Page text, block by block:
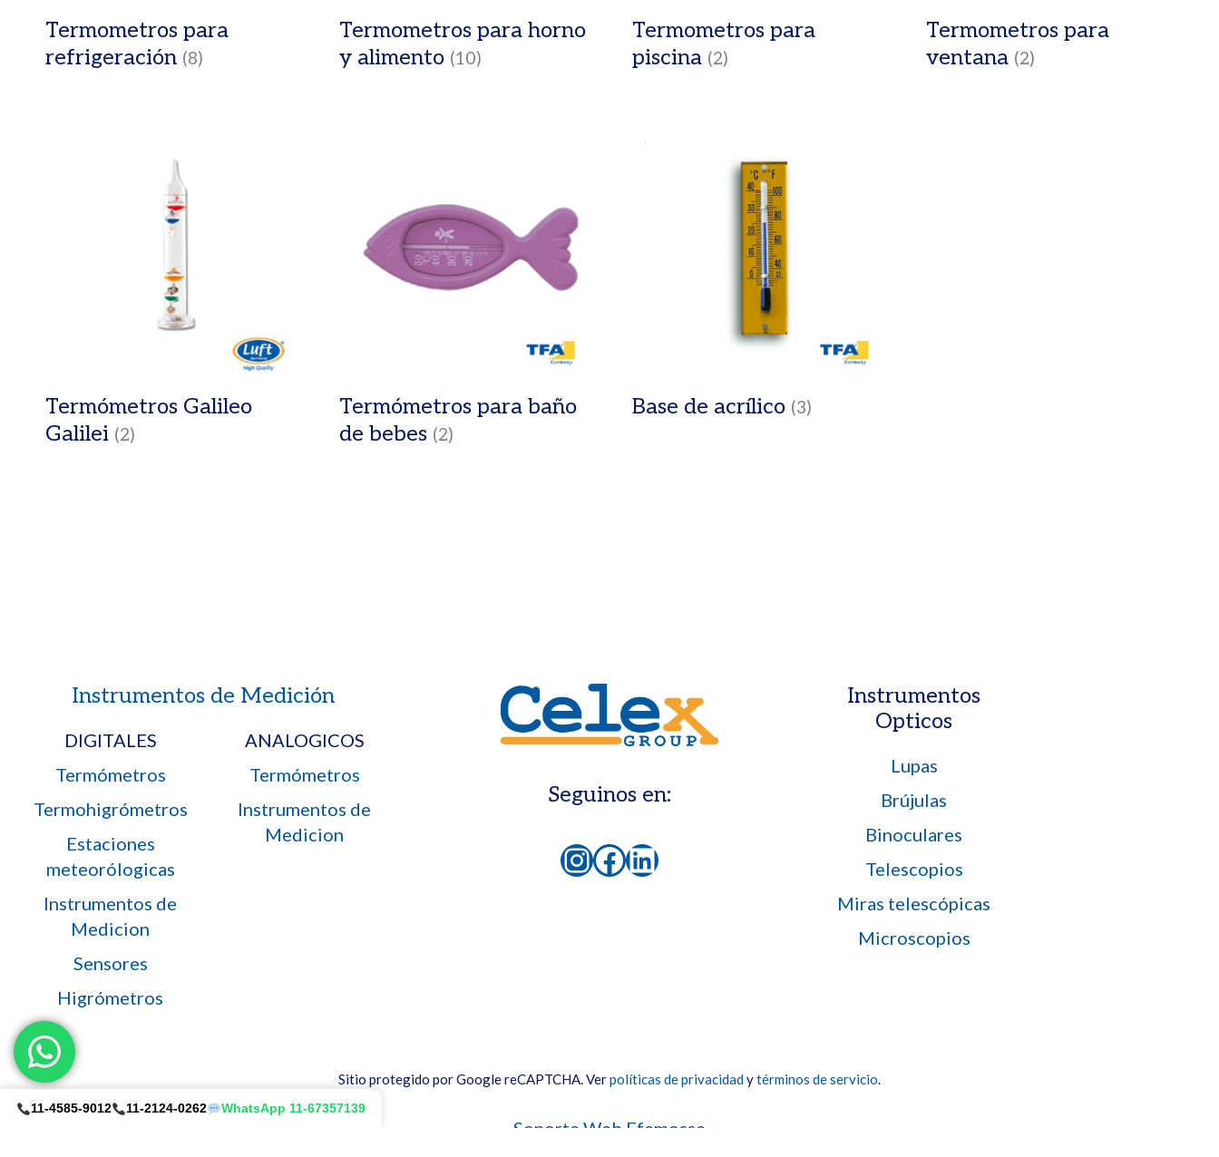
Termometros para
refrigeración (8)
Termometros para horno
y alimento (10)
Termometros para
piscina (2)
Termometros para
ventana (2)
Termómetros Galileo
Galilei (2)
Termómetros para baño
de bebes (2)
Base de acrílico (3)
Instrumentos de Medición
DIGITALES
Termómetros
Termohigrómetros
Estaciones
meteorólogicas
Instrumentos de
Medicion
Sensores
Higrómetros
ANALOGICOS
Termómetros
Instrumentos de
Medicion
Seguinos en:
Instagram
Facebook
LinkedIn
Instrumentos
Opticos
Lupas
Brújulas
Binoculares
Telescopios
Miras telescópicas
Microscopios
11-4585-9012 11-2124-0262 WhatsApp 11-67357139
Sitio protegido por Google reCAPTCHA. Verpolíticas de privacidadytérminos de servicio.
Soporte Web Efemosse